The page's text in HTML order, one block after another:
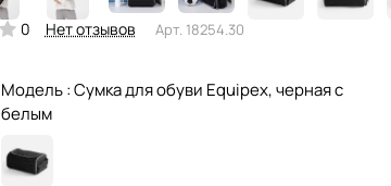
0 Нет отзывов Арт. 18254.30
Модель :Сумка для обуви Equipex, черная с
белым